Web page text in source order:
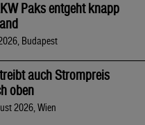
Paks entgeht knapp
Budapest
auch Strompreis
oben
2026, Wien